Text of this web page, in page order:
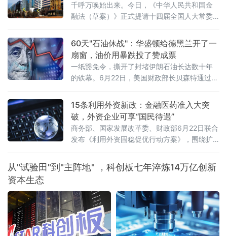
千呼万唤始出来。今日，《中华人民共和国金
融法（草案）》正式提请十四届全国人大常委
金融领域"管总"大法，终于从幕后走向台前。这
不是一次普通的立法程序，而是中国金融法治
建设迈出的历史性一步。一、"1+N+X"：一张
图看懂金融法律新格局金融法的定位极为清晰
——金融法律体系中的"1"。所谓"1+N+X"：金
60天"石油休战"：华盛顿给德黑兰开了一
扇窗，油价用暴跌投了赞成票
一纸豁免令，撕开了封堵伊朗石油长达数十年
的铁幕。6月22日，美国财政部长贝森特通过社
60天的一般许可，全面豁免伊朗原油、石化及
石油产品的生产、交付与销售制裁，期限直指
2026年8月21日。更具颠覆性的是——伊朗石
油可以用美元结算，甚至可以卖给美国买家。
消息落地不到24小时，国际原油期货市场剧烈
15条利用外资新政：金融医药准入大突
破，外资企业可享“国民待遇”
商务部、国家发展改革委、财政部6月22日联合
发布《利用外资固稳促优行动方案》，围绕扩
促进水平、健全外商投资服务保障体系、优化
外资管理等五方面提出15条政策举措。这是“十
重磅政策组合拳。服务业、金融业、医药产业
全面扩围在扩大市场准入方面，方案打出了一
套“组合拳”。服务业领域，稳步扩大职业技能
从"试验田"到"主阵地" ，科创板七年淬炼14万亿创新
资本生态